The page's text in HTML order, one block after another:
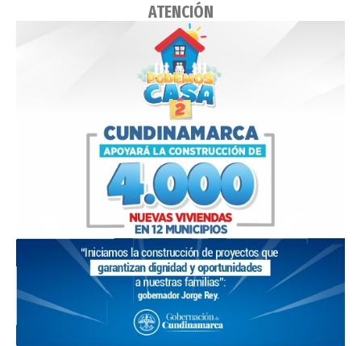
ATENCIÓN